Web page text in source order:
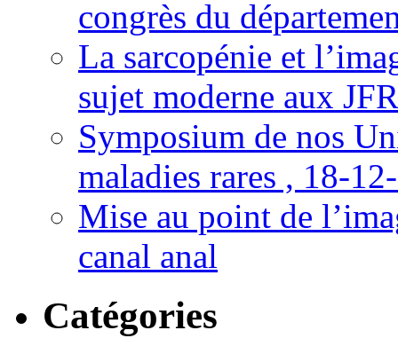
congrès du
La sarcopénie et
sujet moderne aux
Symposium de nos
maladies rares , 18-
Mise au point de
canal anal
Catégories